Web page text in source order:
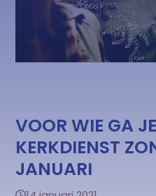
VOOR WIE GA
KERKDIENST
JANUARI